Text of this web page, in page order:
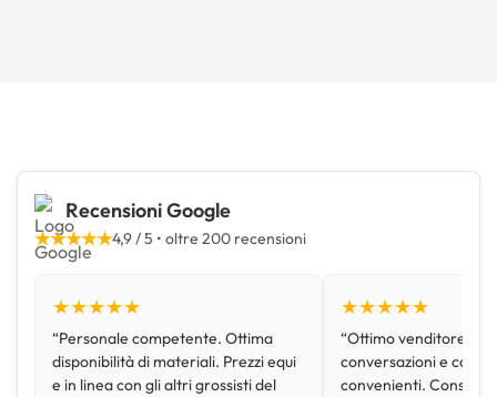
Recensioni Google
★★★★★4,9 / 5 • oltre 200 recensioni
★★★★★
“Personale competente. Ottima
disponibilità di materiali. Prezzi equi
e in linea con gli altri grossisti del
★★★★★
“Ottimo venditore,
conversazioni e con
convenienti.